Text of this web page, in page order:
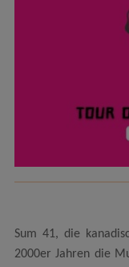
Sum 41, die
2000er Jahren die